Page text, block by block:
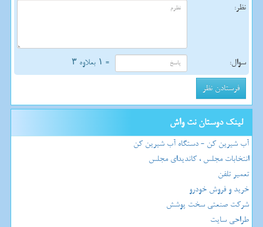
نظر:
سوال: = ۱ بعلاوه ۳
لینک دوستان نت واش
آب شیرین کن - دستگاه آب شیرین کن
انتخابات مجلس ، کاندیدای مجلس
تعمیر تلفن
خرید و فروش خودرو
شرکت صنعتی سخت پوشش
طراحی سایت